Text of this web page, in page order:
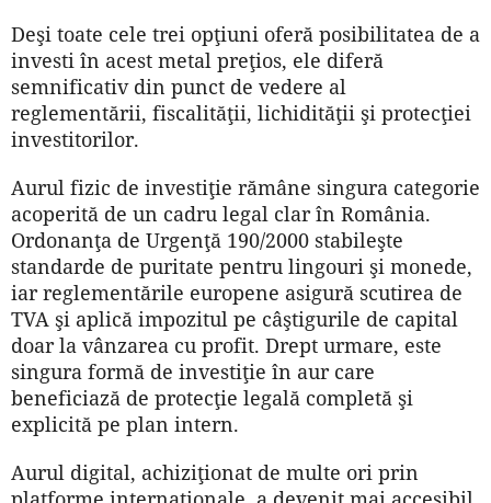
Deşi toate cele trei opţiuni oferă posibilitatea de a
investi în acest metal preţios, ele diferă
semnificativ din punct de vedere al
reglementării, fiscalităţii, lichidităţii şi protecţiei
investitorilor.
Aurul fizic de investiţie rămâne singura categorie
acoperită de un cadru legal clar în România.
Ordonanţa de Urgenţă 190/2000 stabileşte
standarde de puritate pentru lingouri şi monede,
iar reglementările europene asigură scutirea de
TVA şi aplică impozitul pe câştigurile de capital
doar la vânzarea cu profit. Drept urmare, este
singura formă de investiţie în aur care
beneficiază de protecţie legală completă şi
explicită pe plan intern.
Aurul digital, achiziţionat de multe ori prin